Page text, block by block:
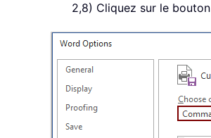
2,8) Cliquez sur le bouton